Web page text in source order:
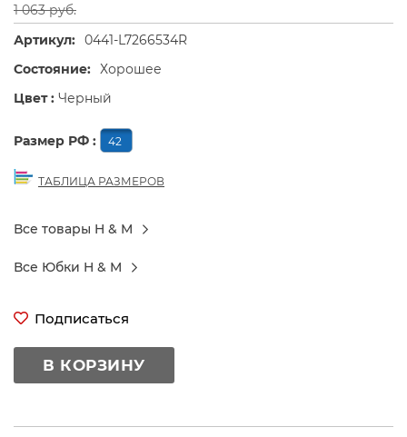
1 063 руб.
Артикул: 0441-L7266534R
Состояние: Хорошее
Цвет : Черный
Размер РФ : 42
ТАБЛИЦА РАЗМЕРОВ
Все товары H & M
Все Юбки H & M
Подписаться
В КОРЗИНУ